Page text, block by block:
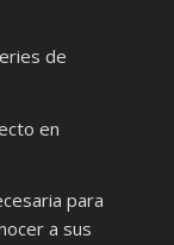
de
en
para
a sus